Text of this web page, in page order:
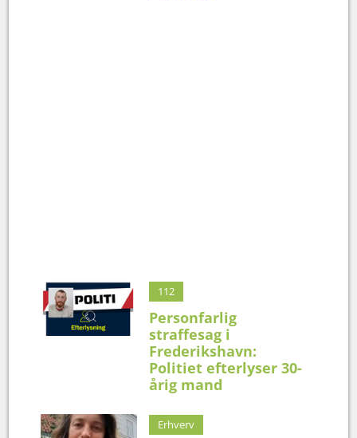
112
Personfarlig
straffesag i
Frederikshavn:
Politiet efterlyser 30-
årig mand
Erhverv